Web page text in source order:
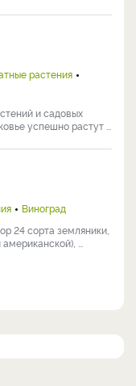
растения
и садовых
успешно растут ...
Виноград
24 сорта земляники,
...